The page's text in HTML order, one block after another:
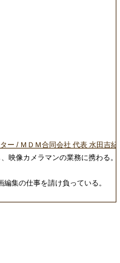
ー / ＭＤＭ合同会社 代表 水田吉紀
映像カメラマンの業務に携わる。
集の仕事を請け負っている。